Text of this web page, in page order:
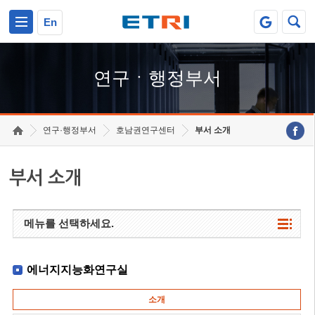
En
연구ㆍ행정부서
연구·행정부서 호남권연구센터 부서 소개
부서 소개
메뉴를 선택하세요.
에너지지능화연구실
소개